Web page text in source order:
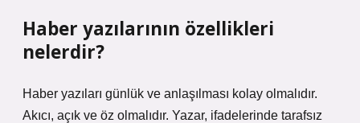
Haber yazılarının özellikleri
nelerdir?
Haber yazıları günlük ve anlaşılması kolay olmalıdır.
Akıcı, açık ve öz olmalıdır. Yazar, ifadelerinde tarafsız